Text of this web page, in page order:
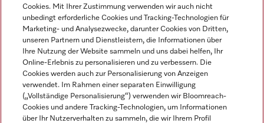
Sprache
DEUTSCH
Cookies. Mit Ihrer Zustimmung verwenden wir auch nicht
unbedingt erforderliche Cookies und Tracking-Technologien für
Marketing- und Analysezwecke, darunter Cookies von Dritten,
unseren Partnern und Dienstleistern, die Informationen über
Ihre Nutzung der Website sammeln und uns dabei helfen, Ihr
Online-Erlebnis zu personalisieren und zu verbessern. Die
Cookies werden auch zur Personalisierung von Anzeigen
verwendet. Im Rahmen einer separaten Einwilligung
(„Vollständige Personalisierung“) verwenden wir Bloomreach-
Cookies und andere Tracking-Technologien, um Informationen
über Ihr Nutzerverhalten zu sammeln, die wir Ihrem Profil